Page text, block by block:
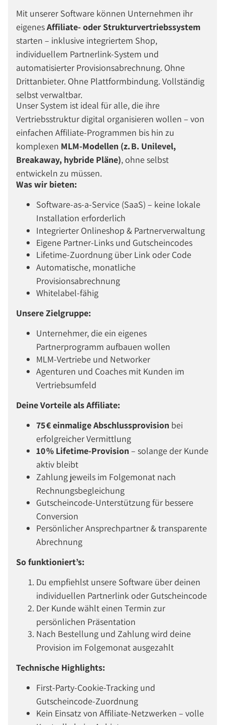
Mit unserer Software können Unternehmen ihr
eigenesAffiliate- oder Strukturvertriebssystem
starten – inklusive integriertem Shop,
individuellem Partnerlink-System und
automatisierter Provisionsabrechnung. Ohne
Drittanbieter. Ohne Plattformbindung. Vollständig
selbst verwaltbar.
Unser System ist ideal für alle, die ihre
Vertriebsstruktur digital organisieren wollen – von
einfachen Affiliate-Programmen bis hin zu
komplexen MLM-Modellen (z. B. Unilevel,
Breakaway, hybride Pläne), ohne selbst
entwickeln zu müssen.
Was wir bieten:
Software-as-a-Service (SaaS) – keine lokale
Installation erforderlich
Integrierter Onlineshop & Partnerverwaltung
Eigene Partner-Links und Gutscheincodes
Lifetime-Zuordnung über Link oder Code
Automatische, monatliche
Provisionsabrechnung
Whitelabel-fähig
Unsere Zielgruppe:
Unternehmer, die ein eigenes
Partnerprogramm aufbauen wollen
MLM-Vertriebe und Networker
Agenturen und Coaches mit Kunden im
Vertriebsumfeld
Deine Vorteile als Affiliate:
75 € einmalige Abschlussprovision bei
erfolgreicher Vermittlung
10 % Lifetime-Provision – solange der Kunde
aktiv bleibt
Zahlung jeweils im Folgemonat nach
Rechnungsbegleichung
Gutscheincode-Unterstützung für bessere
Conversion
Persönlicher Ansprechpartner & transparente
Abrechnung
So funktioniert’s:
Du empfiehlst unsere Software über deinen
individuellen Partnerlink oder Gutscheincode
Der Kunde wählt einen Termin zur
persönlichen Präsentation
Nach Bestellung und Zahlung wird deine
Provision im Folgemonat ausgezahlt
Technische Highlights:
First-Party-Cookie-Tracking und
Gutscheincode-Zuordnung
Kein Einsatz von Affiliate-Netzwerken – volle